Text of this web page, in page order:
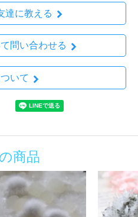
達に教える
問い合わせる
いて
商品